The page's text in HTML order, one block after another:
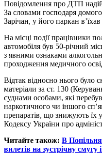
Повідомлення про ДТП
За словами господаря
Зарічан, у його паркан
На місці події працівники
автомобіля був 50-річний
з явними ознаками
проходження медичного
Відтак відносно нього було
матеріали за ст. 130
суднами особами, які
наркотичного чи іншого
препаратів, що знижують їх
Кодексу України про
Читайте також: В
вилетів на зустрічну